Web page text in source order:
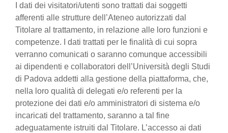
I dati dei visitatori/utenti sono trattati dai soggetti
afferenti alle strutture dell’Ateneo autorizzati dal
Titolare al trattamento, in relazione alle loro funzioni e
competenze. I dati trattati per le finalità di cui sopra
verranno comunicati o saranno comunque accessibili
ai dipendenti e collaboratori dell’Università degli Studi
di Padova addetti alla gestione della piattaforma, che,
nella loro qualità di delegati e/o referenti per la
protezione dei dati e/o amministratori di sistema e/o
incaricati del trattamento, saranno a tal fine
adeguatamente istruiti dal Titolare. L’accesso ai dati